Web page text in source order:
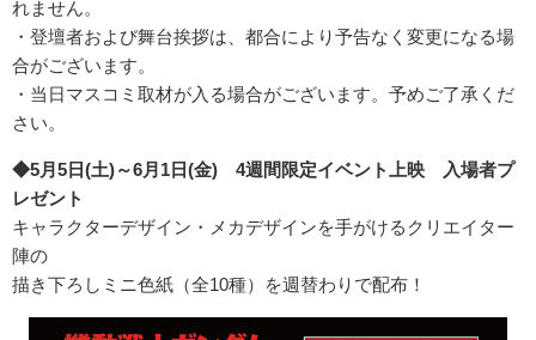
れません。
・登壇者および舞台挨拶は、都合により予告なく変更になる場
合がございます。
・当日マスコミ取材が入る場合がございます。予めご了承くだ
さい。
◆5月5日(土)～6月1日(金) 4週間限定イベント上映 入場者プ
レゼント
キャラクターデザイン・メカデザインを手がけるクリエイター
陣の
描き下ろしミニ色紙（全10種）を週替わりで配布！